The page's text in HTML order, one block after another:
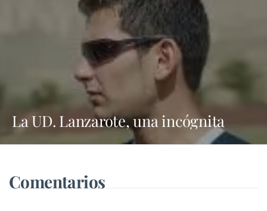
La UD. Lanzarote, una incógnita
Comentarios